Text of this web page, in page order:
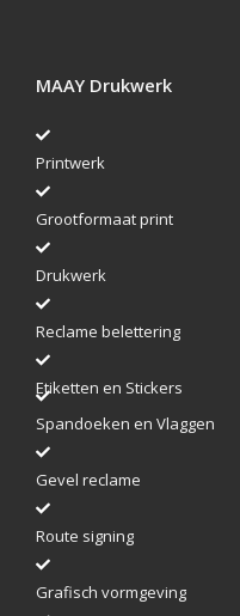
MAAY Drukwerk
Printwerk
Grootformaat print
Drukwerk
Reclame belettering
Etiketten en Stickers
Spandoeken en Vlaggen
Gevel reclame
Route signing
Grafisch vormgeving